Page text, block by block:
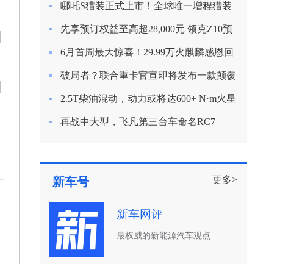
SUV杀到9.99万
哪吒S猎装正式上市！全球唯一增程猎装
轿车起售价15.99万
先享预订权益至高超28,000元 领克Z10预
订开启
6月首周最大惊喜！29.99万火麒麟感恩回
归！
破局者？联合重卡官宣即将发布一款颠覆
行业的产品！
2.5T柴油混动，动力或将达600+ N·m火星
皮卡越野越心动
再战中大型，飞凡第三台车命名RC7
新车号 更多>
新车网评
最权威的新能源汽车观点